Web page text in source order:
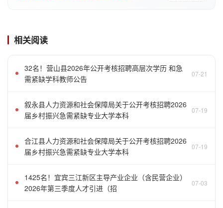
相关阅读
32名！营山县2026年公开考核招聘高层次学历 和急
需紧缺学科教师公告
07-21
叙永县人力资源和社会保障局关于公开考核招聘2026
届乡村振兴急需紧缺专业大学本科
07-19
合江县人力资源和社会保障局关于公开考核招聘2026
届乡村振兴急需紧缺专业大学本科
07-19
1425名！宜宾三江新区主导产业企业（含民营企业）
2026年第三季度人才引进（招
07-03